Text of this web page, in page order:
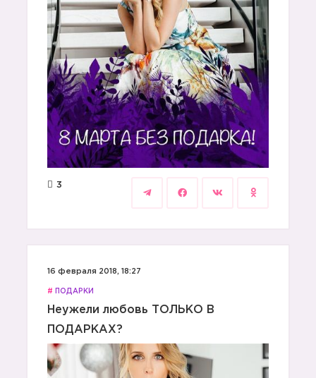
3
16 февраля 2018, 18:27
# ПОДАРКИ
Неужели любовь ТОЛЬКО В
ПОДАРКАХ?